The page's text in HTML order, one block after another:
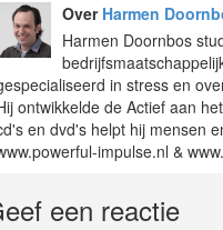
Over Harmen
Harmen Doornbos
in stress en
ontwikkelde de Actief aan
en dvd's helpt hij mensen
impulse.nl &
een reactie